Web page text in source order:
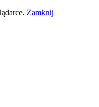
Zamknij